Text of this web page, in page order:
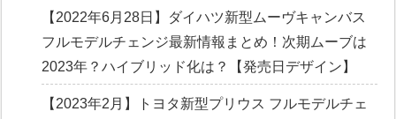
【2022年6月28日】ダイハツ新型ムーヴキャンバス
フルモデルチェンジ最新情報まとめ！次期ムーブは
2023年？ハイブリッド化は？【発売日デザイン】
【2023年2月】トヨタ新型プリウス フルモデルチェ